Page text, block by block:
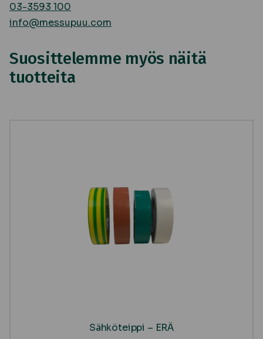
03-3593 100
info@messupuu.com
Suosittelemme myös näitä
tuotteita
Sähköteippi – ERÄ